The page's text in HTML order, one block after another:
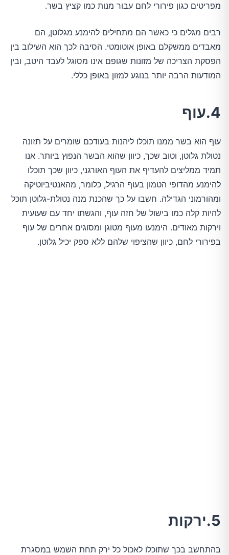
מפריטים כגון פירורי לחם עבור מנות כמו קציץ בשר.
רבים מגלים כי כאשר הם מתחילים להימנע מגלוטן, הם
מאבדים ממשקלם באופן אוטומטי. הסיבה לכך הוא השילוב בין
הפסקת הצריכה של מזונות שגופם אינו מסוגל לעבד היטב, ובין
המודעות הרבה יותר בנוגע למזון באופן כללי.
4.עוף
עוף הוא בשר ממנו תוכלו ליהנות בעודכם שומרים על תזונה
נטולת גלוטן, וטוב שכך, כיוון שהוא הבשר הנפוץ ביותר. אנו
תמיד ממליצים להעדיף את העוף האורגני, כיוון שכך תוכלו
להימנע מהדופי הטמון בעוף הרגיל, כלומר, מהאנטיביוטיקה
ומהורמוני הגדילה. חשבו על כך שהכנת מנה נטולת-גלוטן תוכל
להיות קלה כמו בישול של חזה עוף, והגשתו יחד עם שעועית
וירקות מאודים. הימנעו מעוף מטוגן ומסוגים אחרים של עוף
בפירורי לחם, כיוון שהציפוי שלהם ללא ספק יכיל גלוטן.
5.ירקות
בהתחשב בכך שתוכלו לאכול כל ירק תחת השמש במסגרת